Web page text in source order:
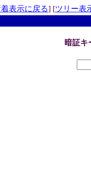
表示に戻る] [ツリー表
暗証キ